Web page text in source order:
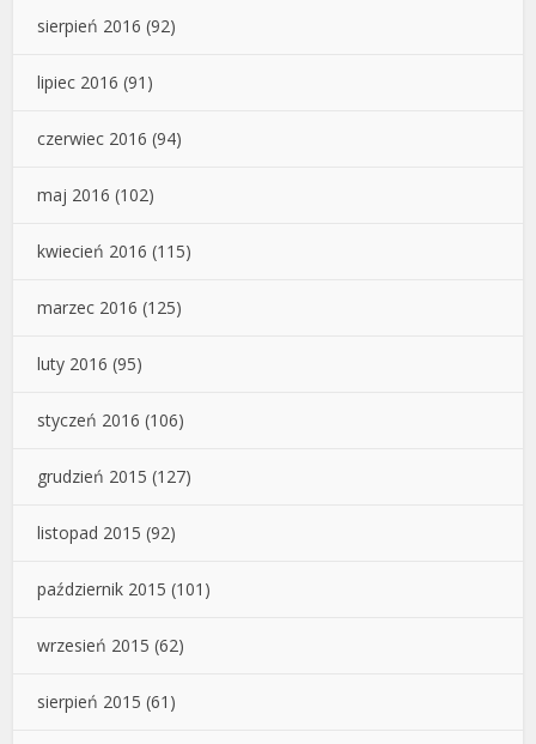
sierpień 2016 (92)
lipiec 2016 (91)
czerwiec 2016 (94)
maj 2016 (102)
kwiecień 2016 (115)
marzec 2016 (125)
luty 2016 (95)
styczeń 2016 (106)
grudzień 2015 (127)
listopad 2015 (92)
październik 2015 (101)
wrzesień 2015 (62)
sierpień 2015 (61)